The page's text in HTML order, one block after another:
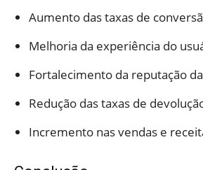
Aumento das taxas de
Melhoria da experiência do
Fortalecimento da reputação
Redução das taxas de
Incremento nas vendas e